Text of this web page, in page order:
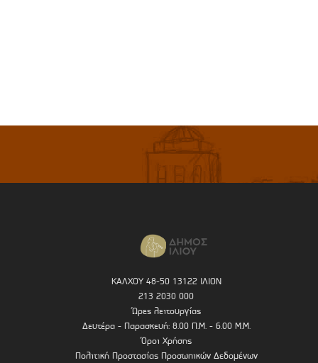
ΚΑΛΧΟΥ 48-50 13122 ΙΛΙΟΝ
213 2030 000
Ώρες λειτουργίας
Δευτέρα - Παρασκευή: 8.00 Π.Μ. - 6.00 Μ.Μ.
Όροι Χρήσης
Πολιτική Προστασίας Προσωπικών Δεδομένων